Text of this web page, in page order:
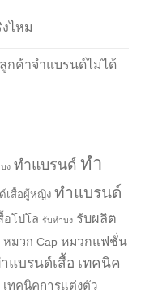
ไหม
กค้าจำแบรนด์ไม่ได้
ง ทำแบรนด์ ทำ
เสื้อผู้หญิง ทำแบรนด์
อโปโล รับทำบง รับผลิต
หมวก Cap หมวกแฟชั่น
แบรนด์เสื้อ เทคนิค
เทคนิคการแต่งตัว